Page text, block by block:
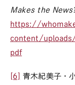
Makes the
https://
content/
pdf
[6] 青木紀美子・